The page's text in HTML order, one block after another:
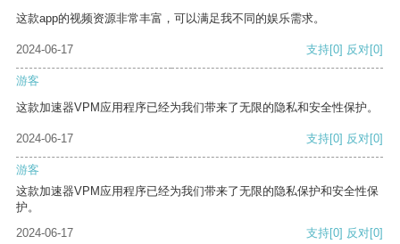
这款app的视频资源非常丰富，可以满足我不同的娱乐需求。
2024-06-17 支持[0] 反对[0]
游客
这款加速器VPM应用程序已经为我们带来了无限的隐私和安全性保护。
2024-06-17 支持[0] 反对[0]
游客
这款加速器VPM应用程序已经为我们带来了无限的隐私保护和安全性保
护。
2024-06-17
支持[0] 反对[0]